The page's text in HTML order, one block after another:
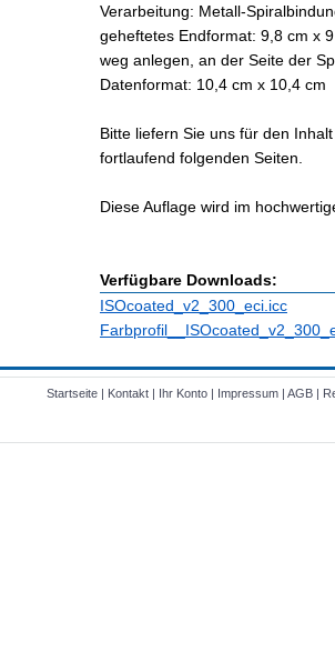
Verarbeitung: Metall-
geheftetes Endformat: 9,8 cm x
weg anlegen, an der Seite der
Datenformat: 10,4 cm x 10,4 cm
Bitte liefern Sie uns für den
fortlaufend folgenden Seiten.
Diese Auflage wird im
Verfügbare Downloads:
ISOcoated_v2_300_eci.icc
Startseite| Kontakt| Ihr Konto| Impressum| AGB|